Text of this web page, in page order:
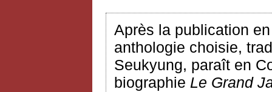
Après la publication
anthologie choisie,
Seukyung, paraît en
biographie Le Grand